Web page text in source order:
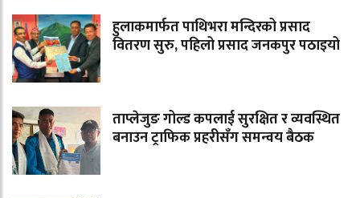
हुलाकमार्फत पाथिभरा मन्दिरको प्रसाद
वितरण सुरु, पहिलो प्रसाद जनकपुर पठाइयो
ताप्लेजुङ गोल्ड कपलाई सुरक्षित र व्यवस्थित
बनाउन ट्राफिक प्रहरीसँग समन्वय बैठक